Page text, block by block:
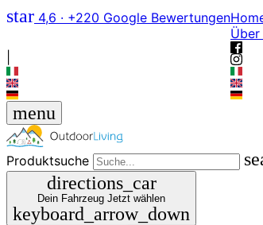
star 4,6 · +220 Google Bewertungen
Über
menu
Produktsuche
directions_car
Dein Fahrzeug Jetzt wählen
keyboard_arrow_down